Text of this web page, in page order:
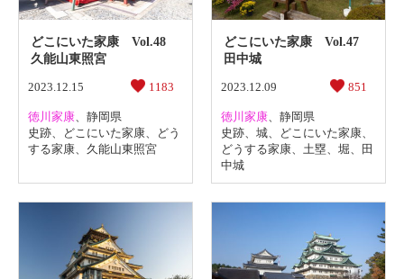
どこにいた家康 Vol.48
久能山東照宮
2023.12.15 1183
徳川家康、 静岡県
史跡、 どこにいた家康、
どう
する家康、 久能山東照宮
どこにいた家康 Vol.47
田中城
2023.12.09 851
徳川家康、 静岡県
史跡、 城、 どこにいた家康、
どうする家康、 土塁、 堀、
田
中城